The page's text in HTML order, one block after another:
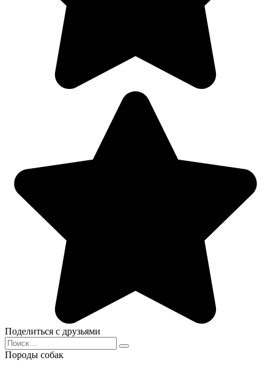
Поделиться с друзьями
Search
for:
Породы собак